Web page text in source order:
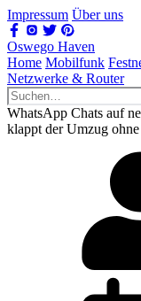
Impressum Über uns
Oswego Haven
Home Mobilfunk
Netzwerke & Router
WhatsApp Chats auf
klappt der Umzug